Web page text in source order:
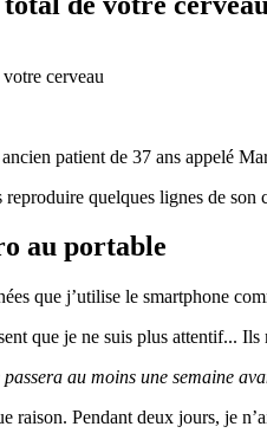
cerveau
patient de 37 ans appelé
quelques lignes de son
au portable
que j’utilise le smartphone
que je ne suis plus attentif...
passera au moins une semaine
raison. Pendant deux jours, je